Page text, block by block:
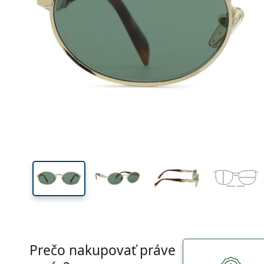
38 mm
Výška očnice
55 mm
Šírka očnice
Prečo nakupovať práve